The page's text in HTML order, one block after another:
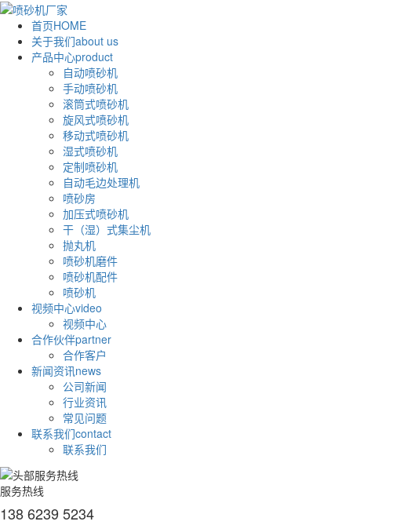
首页HOME
关于我们about us
产品中心product
自动喷砂机
手动喷砂机
滚筒式喷砂机
旋风式喷砂机
移动式喷砂机
湿式喷砂机
定制喷砂机
自动毛边处理机
喷砂房
加压式喷砂机
干（湿）式集尘机
抛丸机
喷砂机磨件
喷砂机配件
喷砂机
视频中心video
视频中心
合作伙伴partner
合作客户
新闻资讯news
公司新闻
行业资讯
常见问题
联系我们contact
联系我们
服务热线
138 6239 5234